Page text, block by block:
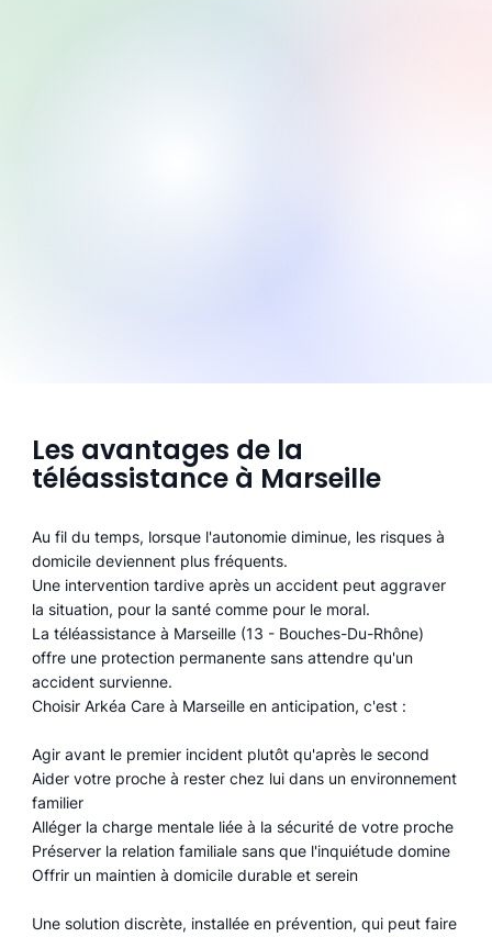
Les avantages de la
téléassistance à Marseille
Au fil du temps, lorsque l'autonomie diminue, les risques à
domicile deviennent plus fréquents.
Une intervention tardive après un accident peut aggraver
la situation, pour la santé comme pour le moral.
La téléassistance à Marseille (13 - Bouches-Du-Rhône)
offre une protection permanente sans attendre qu'un
accident survienne.
Choisir Arkéa Care à Marseille en anticipation, c'est :
Agir avant le premier incident plutôt qu'après le second
Aider votre proche à rester chez lui dans un environnement
familier
Alléger la charge mentale liée à la sécurité de votre proche
Préserver la relation familiale sans que l'inquiétude domine
Offrir un maintien à domicile durable et serein
Une solution discrète, installée en prévention, qui peut faire